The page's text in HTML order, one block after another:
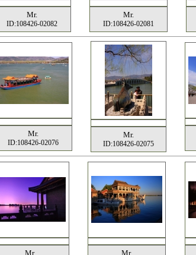
Mr.
ID:108426-02082
Mr.
ID:108426-02081
Mr.
ID:108426-02076
Mr.
ID:108426-02075
Mr. Mr.